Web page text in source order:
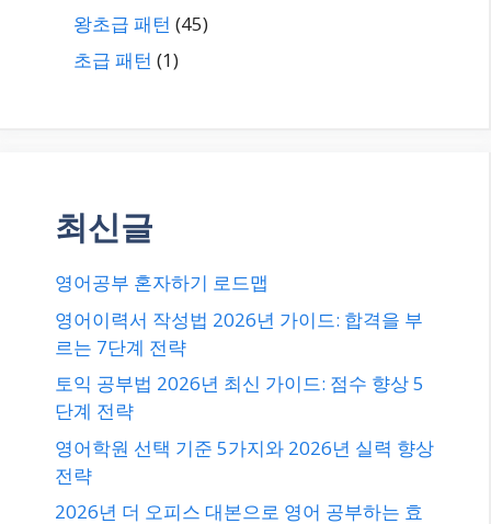
왕초급 패턴 (45)
초급 패턴 (1)
최신글
영어공부 혼자하기 로드맵
영어이력서 작성법 2026년 가이드: 합격을 부
르는 7단계 전략
토익 공부법 2026년 최신 가이드: 점수 향상 5
단계 전략
영어학원 선택 기준 5가지와 2026년 실력 향상
전략
2026년 더 오피스 대본으로 영어 공부하는 효